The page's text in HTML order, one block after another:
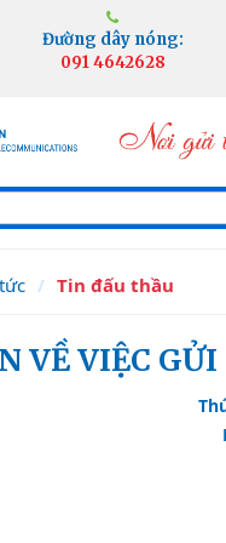
Đường dây nóng:
091 4642628
Tin đấu thầu
VỀ VIỆC